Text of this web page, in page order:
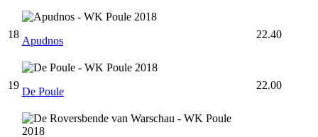
18
Apudnos
22.40
19
De Poule
22.00